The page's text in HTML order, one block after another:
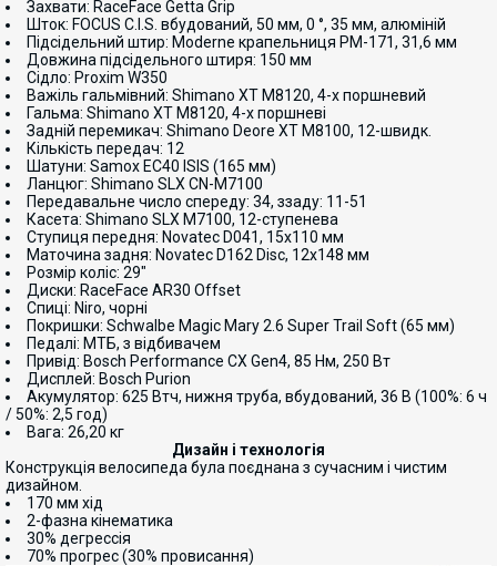
Захвати: RaceFace Getta Grip
Шток: FOCUS C.I.S. вбудований, 50 мм, 0 °, 35 мм, алюміній
Підсідельний штир: Moderne крапельниця PM-171, 31,6 мм
Довжина підсідельного штиря: 150 мм
Сідло: Proxim W350
Важіль гальмівний: Shimano XT M8120, 4-х поршневий
Гальма: Shimano XT M8120, 4-х поршневі
Задній перемикач: Shimano Deore XT M8100, 12-швидк.
Кількість передач: 12
Шатуни: Samox EC40 ISIS (165 мм)
Ланцюг: Shimano SLX CN-M7100
Передавальне число спереду: 34, ззаду: 11-51
Касета: Shimano SLX M7100, 12-ступенева
Ступиця передня: Novatec D041, 15x110 мм
Маточина задня: Novatec D162 Disc, 12x148 мм
Розмір коліс: 29"
Диски: RaceFace AR30 Offset
Спиці: Niro, чорні
Покришки: Schwalbe Magic Mary 2.6 Super Trail Soft (65 мм)
Педалі: МТБ, з відбивачем
Привід: Bosch Performance CX Gen4, 85 Нм, 250 Вт
Дисплей: Bosch Purion
Акумулятор: 625 Втч, нижня труба, вбудований, 36 В (100%: 6 ч
/ 50%: 2,5 год)
Вага: 26,20 кг
Дизайн і технологія
Конструкція велосипеда була поєднана з сучасним і чистим
дизайном.
170 мм хід
2-фазна кінематика
30% дегрессія
70% прогрес (30% провисання)